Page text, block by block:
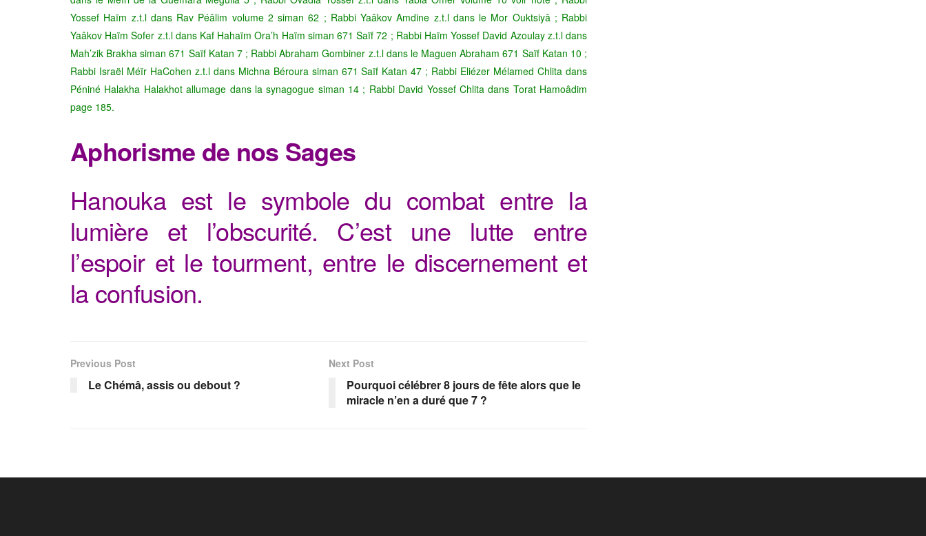
Yossef Haïm z.t.l dans Rav Péâlim volume 2 siman 62 ; Rabbi Yaâkov Amdine z.t.l dans le Mor Ouktsiyâ ; Rabbi
Yaâkov Haïm Sofer z.t.l dans Kaf Hahaïm Ora’h Haïm siman 671 Saïf 72 ; Rabbi Haïm Yossef David Azoulay z.t.l dans
Mah’zik Brakha siman 671 Saïf Katan 7 ; Rabbi Abraham Gombiner z.t.l dans le Maguen Abraham 671 Saïf Katan 10 ;
Rabbi Israël Méïr HaCohen z.t.l dans Michna Béroura siman 671 Saïf Katan 47 ; Rabbi Eliézer Mélamed Chlita dans
Péniné Halakha Halakhot allumage dans la synagogue siman 14 ; Rabbi David Yossef Chlita dans Torat Hamoâdim
page 185.
Aphorisme de nos Sages
Hanouka est le symbole du combat entre la
lumière et l’obscurité. C’est une lutte entre
l’espoir et le tourment, entre le discernement et
la confusion.
Previous Post
Le Chémâ, assis ou debout ?
Next Post
Pourquoi célébrer 8 jours de fête alors que le
miracle n’en a duré que 7 ?